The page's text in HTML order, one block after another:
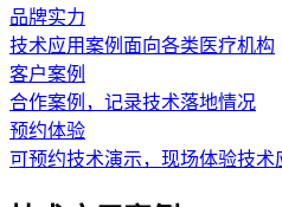
品牌实力
技术应用案例面向各类医疗机构
客户案例
合作案例，记录技术落地情况
预约体验
可预约技术演示，现场体验技术